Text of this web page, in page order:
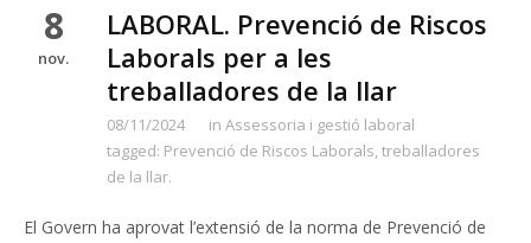
8
nov.
LABORAL. Prevenció de Riscos
Laborals per a les
treballadores de la llar
08/11/2024 in Assessoria i gestió laboral
tagged: Prevenció de Riscos Laborals,treballadores
de la llar.
El Govern ha aprovat l’extensió de la norma de Prevenció de